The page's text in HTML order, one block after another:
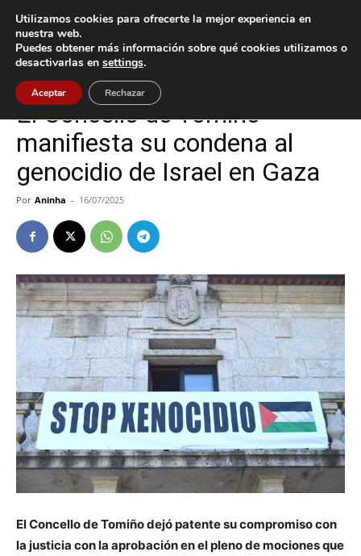
Inicio Política
Política Tomiño
El Concello de Tomiño
manifiesta su condena al
genocidio de Israel en Gaza
Por Aninha - 16/07/2025
El Concello de Tomiño dejó patente su compromiso con
la justicia con la aprobación en el pleno de mociones que
Utilizamos cookies para ofrecerte la mejor experiencia en
nuestra web.
Puedes obtener más información sobre qué cookies utilizamos o
desactivarlas en settings.
Aceptar Rechazar